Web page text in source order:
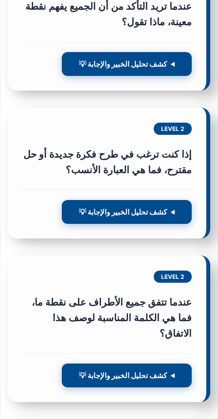
عندما تريد التأكد من أن الجميع يفهم نقطة
معينة، ماذا تقول؟
كشف تحليل الخبير والإجابة 💡
LEVEL 2
إذا كنت ترغب في طرح فكرة جديدة أو حل
مقترح، فما هي العبارة الأنسب؟
كشف تحليل الخبير والإجابة 💡
LEVEL 2
عندما تتفق جميع الأطراف على نقطة ما،
فما هي الكلمة المناسبة لوصف هذا
الاتفاق؟
كشف تحليل الخبير والإجابة 💡